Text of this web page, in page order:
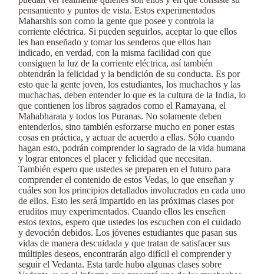
pensamiento y puntos de vista. Estos experimentados
Maharshis son como la gente que posee y controla la
corriente eléctrica. Si pueden seguirlos, aceptar lo que ellos
les han enseñado y tomar los senderos que ellos han
indicado, en verdad, con la misma facilidad con que
consiguen la luz de la corriente eléctrica, así también
obtendrán la felicidad y la bendición de su conducta. Es por
esto que la gente joven, los estudiantes, los muchachos y las
muchachas, deben entender lo que es la cultura de la India, lo
que contienen los libros sagrados como el Ramayana, el
Mahabharata y todos los Puranas. No solamente deben
entenderlos, sino también esforzarse mucho en poner estas
cosas en práctica, y actuar de acuerdo a ellas. Sólo cuando
hagan esto, podrán comprender lo sagrado de la vida humana
y lograr entonces el placer y felicidad que necesitan.
También espero que ustedes se preparen en el futuro para
comprender el contenido de estos Vedas, lo que enseñan y
cuáles son los principios detallados involucrados en cada uno
de ellos. Esto les será impartido en las próximas clases por
eruditos muy experimentados. Cuando ellos les enseñen
estos textos, espero que ustedes los escuchen con el cuidado
y devoción debidos. Los jóvenes estudiantes que pasan sus
vidas de manera descuidada y que tratan de satisfacer sus
múltiples deseos, encontrarán algo difícil el comprender y
seguir el Vedanta. Esta tarde hubo algunas clases sobre